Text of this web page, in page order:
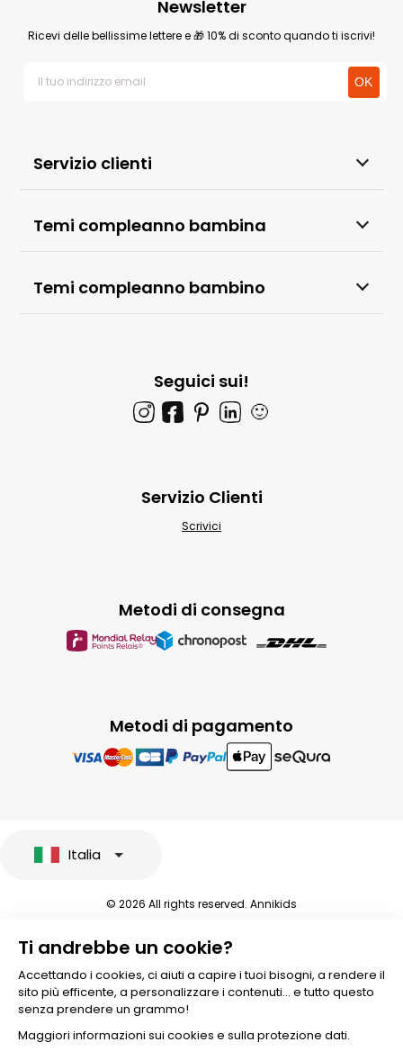
Servizio clienti
Temi compleanno bambina
Temi compleanno bambino
Newsletter
Ricevi delle bellissime lettere e 🎁 10% di sconto quando ti iscrivi!
Seguici sui!
🙂
Metodi di pagamento
Metodi di consegna
Servizio Clienti
Scrivici
Ti andrebbe un cookie?
Accettando i cookies, ci aiuti a capire i tuoi bisogni, a rendere il
sito più efficente, a personalizzare i contenuti... e tutto questo
senza prendere un grammo!
Maggiori informazioni sui cookies e sulla protezione dati.
Italia
© 2026 All rights reserved. Annikids